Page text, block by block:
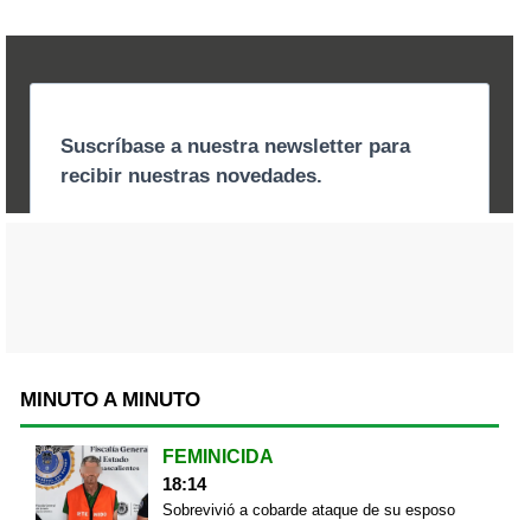
MINUTO A MINUTO
FEMINICIDA
18:14
Sobrevivió a cobarde ataque de su esposo